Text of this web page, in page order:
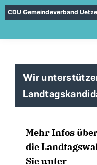
CDU Gemeindeverband Uetze
Wir
Mehr Infos
die
Sie unter